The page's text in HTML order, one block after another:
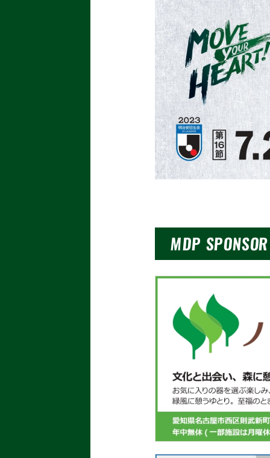
MDP SPONSOR